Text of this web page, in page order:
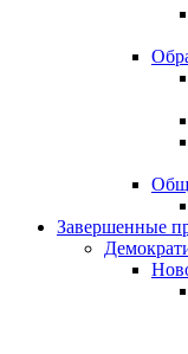
Завершенные